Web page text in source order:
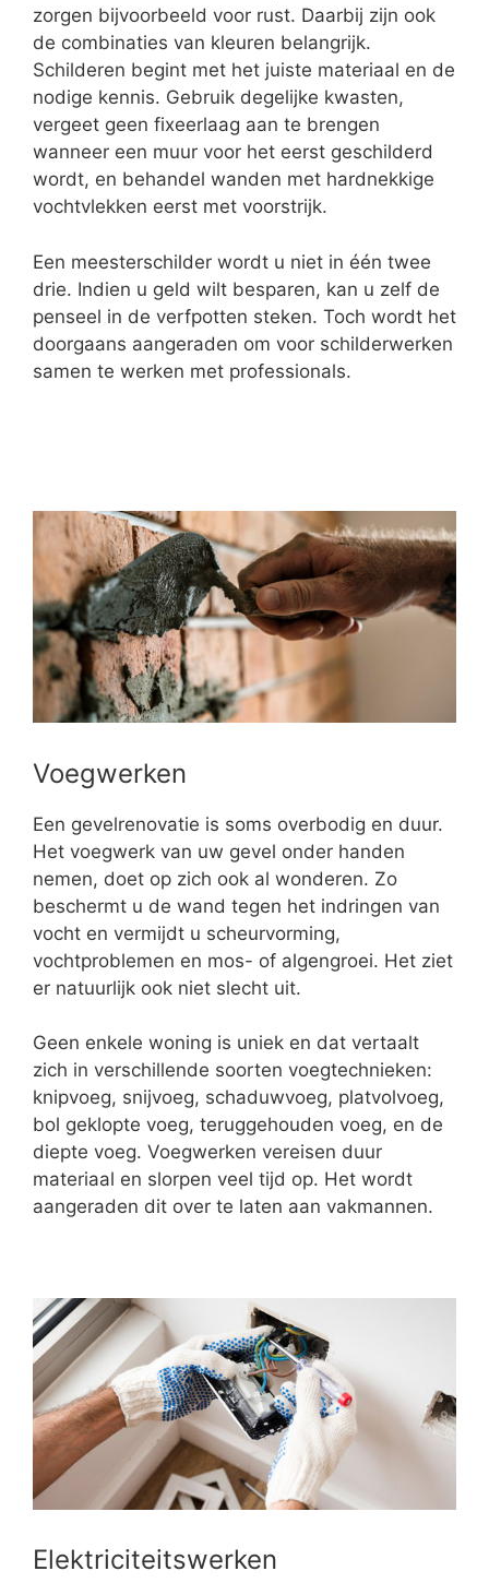
zorgen bijvoorbeeld voor rust. Daarbij zijn ook
de combinaties van kleuren belangrijk.
Schilderen begint met het juiste materiaal en de
nodige kennis. Gebruik degelijke kwasten,
vergeet geen fixeerlaag aan te brengen
wanneer een muur voor het eerst geschilderd
wordt, en behandel wanden met hardnekkige
vochtvlekken eerst met voorstrijk.
Een meesterschilder wordt u niet in één twee
drie. Indien u geld wilt besparen, kan u zelf de
penseel in de verfpotten steken. Toch wordt het
doorgaans aangeraden om voor schilderwerken
samen te werken met professionals.
Voegwerken
Een gevelrenovatie is soms overbodig en duur.
Het voegwerk van uw gevel onder handen
nemen, doet op zich ook al wonderen. Zo
beschermt u de wand tegen het indringen van
vocht en vermijdt u scheurvorming,
vochtproblemen en mos- of algengroei. Het ziet
er natuurlijk ook niet slecht uit.
Geen enkele woning is uniek en dat vertaalt
zich in verschillende soorten voegtechnieken:
knipvoeg, snijvoeg, schaduwvoeg, platvolvoeg,
bol geklopte voeg, teruggehouden voeg, en de
diepte voeg. Voegwerken vereisen duur
materiaal en slorpen veel tijd op. Het wordt
aangeraden dit over te laten aan vakmannen.
Elektriciteitswerken